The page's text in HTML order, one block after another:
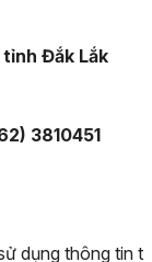
Đắk Lắk
3810451
dụng thông tin